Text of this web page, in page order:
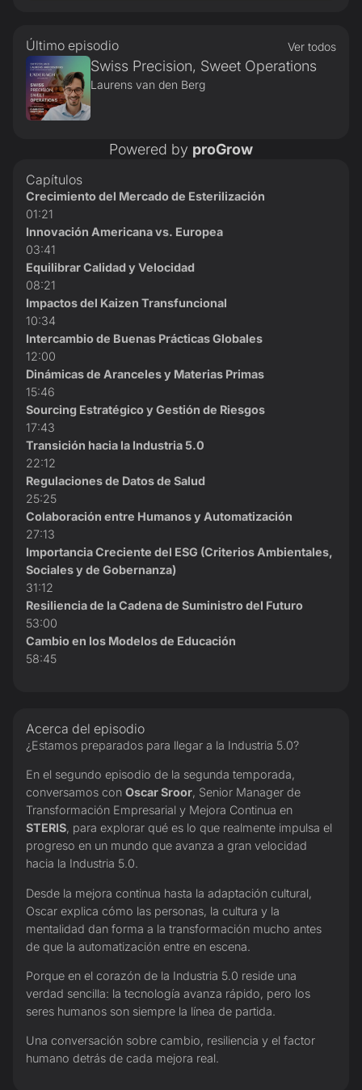
Último episodio Ver todos
Swiss Precision, Sweet Operations
Laurens van den Berg
Powered by proGrow
Capítulos
Crecimiento del Mercado de Esterilización
01:21
Innovación Americana vs. Europea
03:41
Equilibrar Calidad y Velocidad
08:21
Impactos del Kaizen Transfuncional
10:34
Intercambio de Buenas Prácticas Globales
12:00
Dinámicas de Aranceles y Materias Primas
15:46
Sourcing Estratégico y Gestión de Riesgos
17:43
Transición hacia la Industria 5.0
22:12
Regulaciones de Datos de Salud
25:25
Colaboración entre Humanos y Automatización
27:13
Importancia Creciente del ESG (Criterios Ambientales,
Sociales y de Gobernanza)
31:12
Resiliencia de la Cadena de Suministro del Futuro
53:00
Cambio en los Modelos de Educación
58:45
Acerca del episodio
¿Estamos preparados para llegar a la Industria 5.0?
En el segundo episodio de la segunda temporada,
conversamos con Oscar Sroor, Senior Manager de
Transformación Empresarial y Mejora Continua en
STERIS, para explorar qué es lo que realmente impulsa el
progreso en un mundo que avanza a gran velocidad
hacia la Industria 5.0.
Desde la mejora continua hasta la adaptación cultural,
Oscar explica cómo las personas, la cultura y la
mentalidad dan forma a la transformación mucho antes
de que la automatización entre en escena.
Porque en el corazón de la Industria 5.0 reside una
verdad sencilla: la tecnología avanza rápido, pero los
seres humanos son siempre la línea de partida.
Una conversación sobre cambio, resiliencia y el factor
humano detrás de cada mejora real.